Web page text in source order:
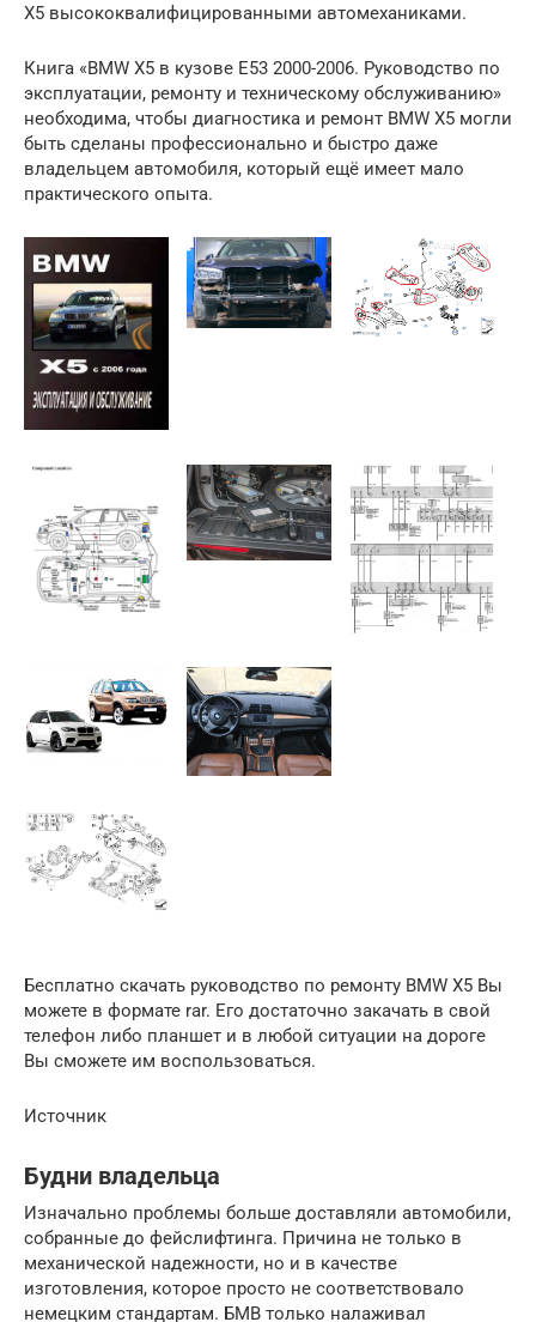
X5 высококвалифицированными автомеханиками.
Книга «BMW X5 в кузове E53 2000-2006. Руководство по
эксплуатации, ремонту и техническому обслуживанию»
необходима, чтобы диагностика и ремонт BMW X5 могли
быть сделаны профессионально и быстро даже
владельцем автомобиля, который ещё имеет мало
практического опыта.
Бесплатно скачать руководство по ремонту BMW X5 Вы
можете в формате rar. Его достаточно закачать в свой
телефон либо планшет и в любой ситуации на дороге
Вы сможете им воспользоваться.
Источник
Будни владельца
Изначально проблемы больше доставляли автомобили,
собранные до фейслифтинга. Причина не только в
механической надежности, но и в качестве
изготовления, которое просто не соответствовало
немецким стандартам. БМВ только налаживал